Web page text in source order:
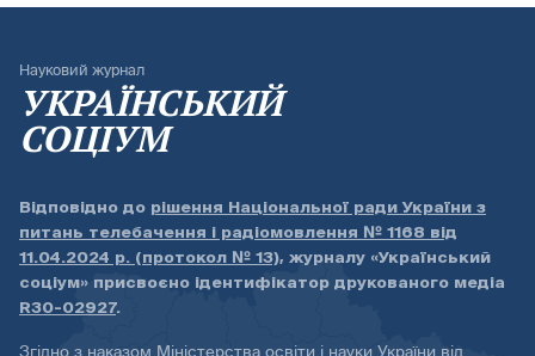
Науковий журнал
УКРАЇНСЬКИЙ
СОЦІУМ
Відповідно до рішення Національної ради України з
питань телебачення і радіомовлення № 1168 від
11.04.2024 р. (протокол № 13), журналу «Український
соціум» присвоєно ідентифікатор друкованого медіа
R30-02927.
Згідно з наказом Міністерства освіти і науки України від